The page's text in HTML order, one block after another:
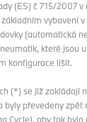
(ES) č 715/2007
vybavení
(automatická
které jsou
konfigurace lišit.
(*) se již zakládají
byly převedeny
Cycle), aby tak